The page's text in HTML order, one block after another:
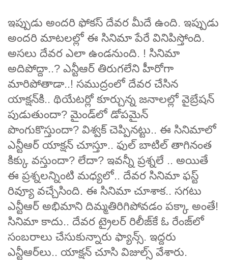
ఇప్పుడు అందరి ఫోకస్ దేవర మీదే ఉంది. ఇప్పుడు
అందరి మాటలల్లో ఈ సినిమా పేరే వినిపిస్తోంది.
అసలు దేవర ఎలా ఉండనుంది. ! సినిమా
అదిపోద్దా..? ఎన్టీఆర్ తిరుగలేని హీరోగా
మారిపోతాడా..! సముద్రంలో దేవర చేసిన
యాక్షన్‌కి.. థియేటర్లో కూర్చున్న జనాలల్లో వైబ్రేషన్
పుడుతుందా? మైండ్‌లో డోపమైన్
పొంగుకొస్తుందా? విశ్వక్ చెప్పినట్టు.. ఈ సినిమాలో
ఎన్టీఆర్‌ యాక్షన్ చూస్తూ.. ఫుల్ బాటిల్ తాగినంత
కిక్కు వస్తుందా? లేదా? ఇవన్నీ ప్రశ్నలే .. అయితే
ఈ ప్రశ్నలన్నింటి మధ్యలో.. దేవర సినిమా ఫస్ట్
రివ్యూ వచ్చేసింది. ఈ సినిమా చూశాక.. సగటు
ఎన్టీఆర్ అభిమాని దిమ్మతిరిగిపోవడం పక్కా అంతే!
సినిమా కాదు.. దేవర ట్రైలర్‌ రిలీజ్‌కే ఓ రేంజ్‌లో
సంబరాలు చేసుకున్నారు ఫ్యాన్స్‌. ఇద్దరు
ఎన్టీఆర్‌లు.. యాక్షన్ చూసి విజుల్స్ వేశారు.